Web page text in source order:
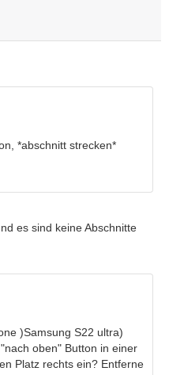
*abschnitt strecken*
es sind keine Abschnitte
)Samsung S22 ultra)
oben" Button in einer
Platz rechts ein? Entferne